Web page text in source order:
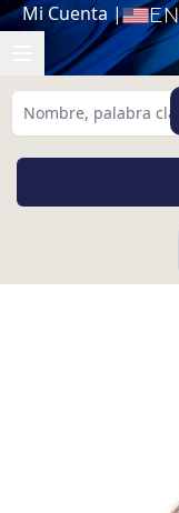
Mi Cuenta |